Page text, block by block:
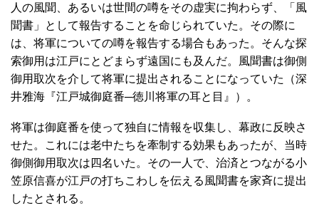
人の風聞、あるいは世間の噂をその虚実に拘わらず、「風
聞書」として報告することを命じられていた。その際に
は、将軍についての噂を報告する場合もあった。そんな探
索御用は江戸にとどまらず遠国にも及んだ。風聞書は御側
御用取次を介して将軍に提出されることになっていた（深
井雅海『江戸城御庭番─徳川将軍の耳と目』）。
将軍は御庭番を使って独自に情報を収集し、幕政に反映さ
せた。これには老中たちを牽制する効果もあったが、当時
御側御用取次は四名いた。その一人で、治済とつながる小
笠原信喜が江戸の打ちこわしを伝える風聞書を家斉に提出
したとされる。